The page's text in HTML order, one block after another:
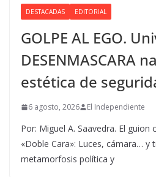
DESTACADAS EDITORIAL
GOLPE AL EGO.
DESENMASCARA
estética de
6 agosto, 2026 El Independiente
Por: Miguel A. Saavedra. El guion
«Doble Cara»: Luces, cámara… y
metamorfosis política y